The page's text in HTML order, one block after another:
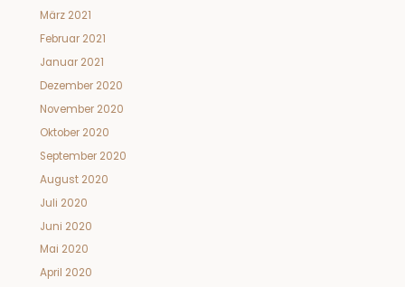
März 2021
Februar 2021
Januar 2021
Dezember 2020
November 2020
Oktober 2020
September 2020
August 2020
Juli 2020
Juni 2020
Mai 2020
April 2020